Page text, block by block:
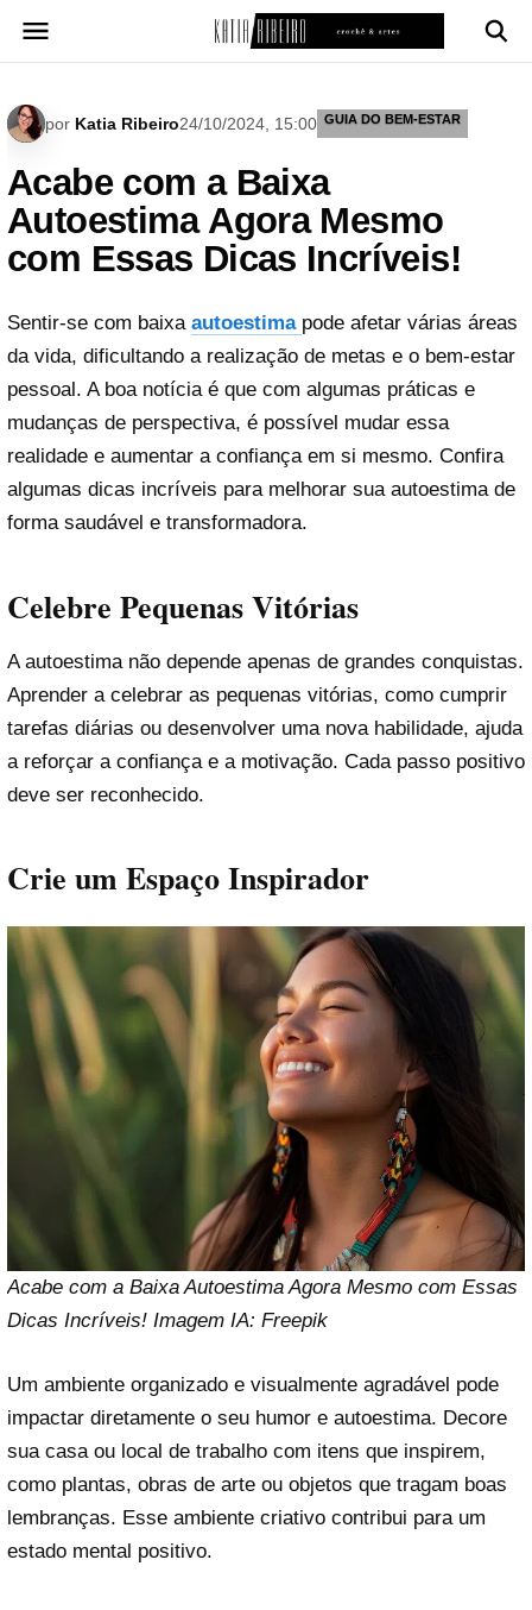
para
por Katia Ribeiro24/10/2024, 15:00 GUIA DO BEM-ESTAR
Acabe com a Baixa
Autoestima Agora Mesmo
com Essas Dicas Incríveis!
Sentir-se com baixa autoestima pode afetar várias áreas
da vida, dificultando a realização de metas e o bem-estar
pessoal. A boa notícia é que com algumas práticas e
mudanças de perspectiva, é possível mudar essa
realidade e aumentar a confiança em si mesmo. Confira
algumas dicas incríveis para melhorar sua autoestima de
forma saudável e transformadora.
Celebre Pequenas Vitórias
A autoestima não depende apenas de grandes conquistas.
Aprender a celebrar as pequenas vitórias, como cumprir
tarefas diárias ou desenvolver uma nova habilidade, ajuda
a reforçar a confiança e a motivação. Cada passo positivo
deve ser reconhecido.
Crie um Espaço Inspirador
Acabe com a Baixa Autoestima Agora Mesmo com Essas
Dicas Incríveis! Imagem IA: Freepik
Um ambiente organizado e visualmente agradável pode
impactar diretamente o seu humor e autoestima. Decore
sua casa ou local de trabalho com itens que inspirem,
como plantas, obras de arte ou objetos que tragam boas
lembranças. Esse ambiente criativo contribui para um
estado mental positivo.